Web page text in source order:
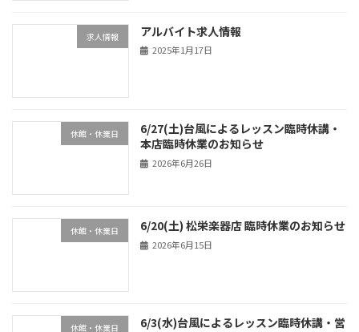
求人情報 アルバイト求人情報
2025年1月17日
休館・休業日
6/27(土)台風によるレッスン臨時休講・
本店臨時休業のお知らせ
2026年6月26日
休館・休業日 6/20(土) 松栄楽器店 臨時休業のお知らせ
2026年6月15日
休館・休業日
6/3(水)台風によるレッスン臨時休講・営